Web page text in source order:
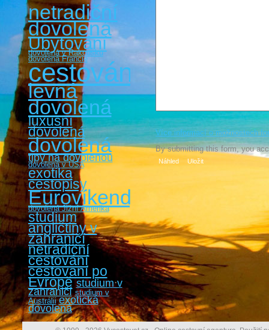
netradiční
dovolená
Ubytování
dovolená v Rakousku
dovolená Francie
cestování
levná
dovolená
luxusní
dovolená
dovolená
tipy na dovolenou
dovolená v USA
exotika
cestopisy
Eurovíkendy
dovolená Jižní Amerika
studium
angličtiny v
zahraničí
netradiční
cestování
cestovaní po
Evropě studium v
zahraničí studium v
Austrálii exotická
dovolená
Více informací o možnostech
By submitting this form, you